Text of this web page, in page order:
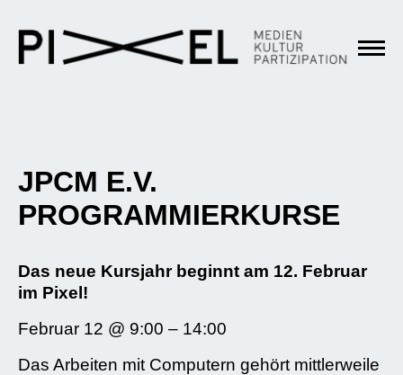
JPCM E.V.
PROGRAMMIERKURSE
Das neue Kursjahr beginnt am 12. Februar
im Pixel!
Februar 12 @ 9:00 – 14:00
Das Arbeiten mit Computern gehört mittlerweile